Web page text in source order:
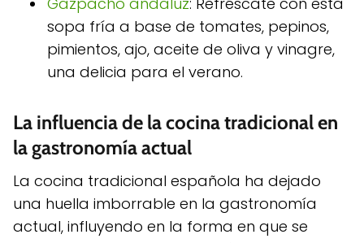
sopa fría a base de tomates, pepinos,
pimientos, ajo, aceite de oliva y vinagre,
una delicia para el verano.
La influencia de la cocina tradicional en
la gastronomía actual
La cocina tradicional española ha dejado
una huella imborrable en la gastronomía
actual, influyendo en la forma en que se